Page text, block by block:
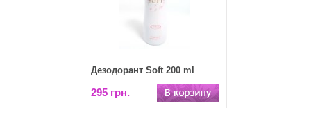
Дезодорант Soft 200 ml
295 грн.